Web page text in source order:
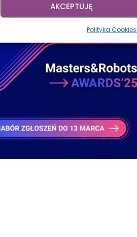
AKCEPTUJĘ
Polityka Cookies